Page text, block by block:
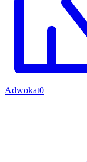
Adwokat0